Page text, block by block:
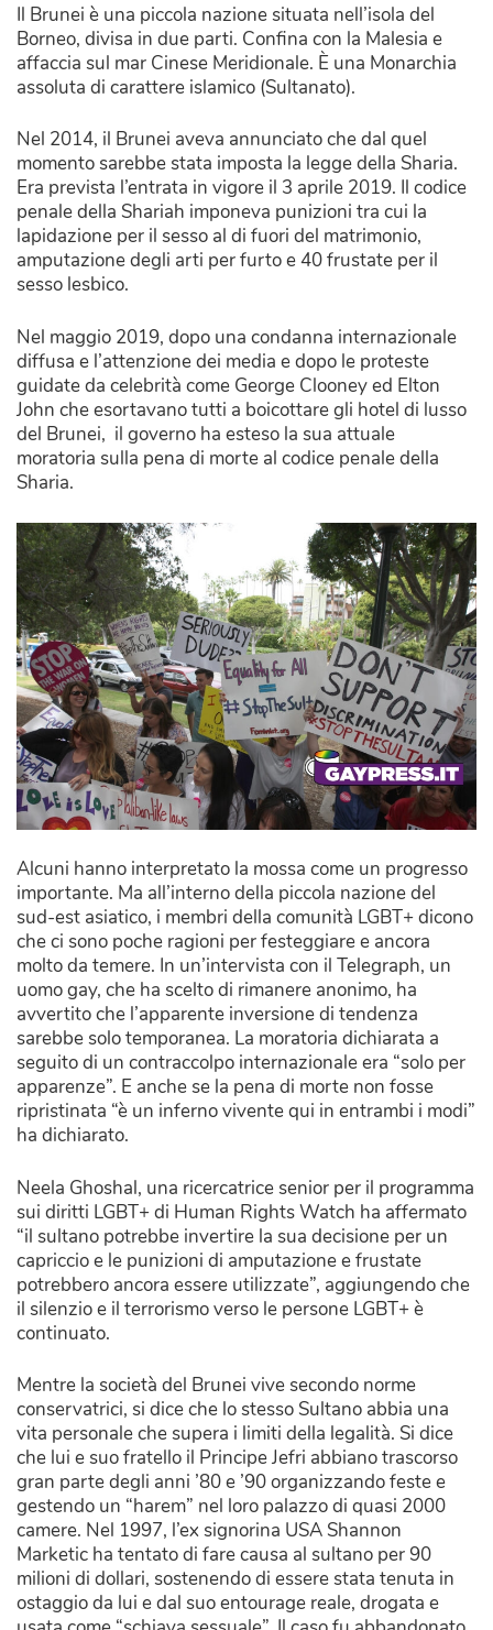
Il Brunei è una piccola nazione situata nell’isola del
Borneo, divisa in due parti. Confina con la Malesia e
affaccia sul mar Cinese Meridionale. È una Monarchia
assoluta di carattere islamico (Sultanato).
Nel 2014, il Brunei aveva annunciato che dal quel
momento sarebbe stata imposta la legge della Sharia.
Era prevista l’entrata in vigore il 3 aprile 2019. Il codice
penale della Shariah imponeva punizioni tra cui la
lapidazione per il sesso al di fuori del matrimonio,
amputazione degli arti per furto e 40 frustate per il
sesso lesbico.
Nel maggio 2019, dopo una condanna internazionale
diffusa e l’attenzione dei media e dopo le proteste
guidate da celebrità come George Clooney ed Elton
John che esortavano tutti a boicottare gli hotel di lusso
del Brunei, il governo ha esteso la sua attuale
moratoria sulla pena di morte al codice penale della
Sharia.
Alcuni hanno interpretato la mossa come un progresso
importante. Ma all’interno della piccola nazione del
sud-est asiatico, i membri della comunità LGBT+ dicono
che ci sono poche ragioni per festeggiare e ancora
molto da temere. In un’intervista con il Telegraph, un
uomo gay, che ha scelto di rimanere anonimo, ha
avvertito che l’apparente inversione di tendenza
sarebbe solo temporanea. La moratoria dichiarata a
seguito di un contraccolpo internazionale era “solo per
apparenze”. E anche se la pena di morte non fosse
ripristinata “è un inferno vivente qui in entrambi i modi”
ha dichiarato.
Neela Ghoshal, una ricercatrice senior per il programma
sui diritti LGBT+ di Human Rights Watch ha affermato
“il sultano potrebbe invertire la sua decisione per un
capriccio e le punizioni di amputazione e frustate
potrebbero ancora essere utilizzate”, aggiungendo che
il silenzio e il terrorismo verso le persone LGBT+ è
continuato.
Mentre la società del Brunei vive secondo norme
conservatrici, si dice che lo stesso Sultano abbia una
vita personale che supera i limiti della legalità. Si dice
che lui e suo fratello il Principe Jefri abbiano trascorso
gran parte degli anni ’80 e ’90 organizzando feste e
gestendo un “harem” nel loro palazzo di quasi 2000
camere. Nel 1997, l’ex signorina USA Shannon
Marketic ha tentato di fare causa al sultano per 90
milioni di dollari, sostenendo di essere stata tenuta in
ostaggio da lui e dal suo entourage reale, drogata e